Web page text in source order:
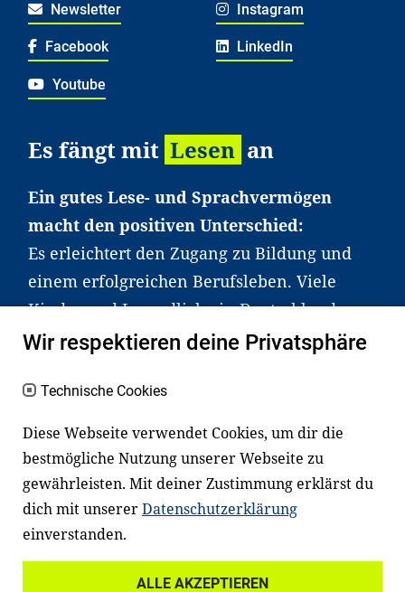
Newsletter Instagram
Facebook LinkedIn
Youtube
Es fängt mit Lesen an
Ein gutes Lese- und Sprachvermögen
macht den positiven Unterschied:
Es erleichtert den Zugang zu Bildung und
einem erfolgreichen Berufsleben. Viele
Kinder und Jugendliche in Deutschland
haben aber große Schwierigkeiten dabei.
an Familien sowie an Erzieher*innen,
Fachexpert*innen. Dafür arbeiten wir eng
mit Ministerien, wissenschaftlichen
Einrichtungen, Verbänden, Unternehmen
und anderen Stiftungen zusammen.
Wir respektieren deine Privatsphäre
Technische Cookies
Diese Webseite verwendet Cookies, um dir die
bestmögliche Nutzung unserer Webseite zu
gewährleisten. Mit deiner Zustimmung erklärst du
dich mit unsererDatenschutzerklärung
einverstanden.
ALLE AKZEPTIEREN